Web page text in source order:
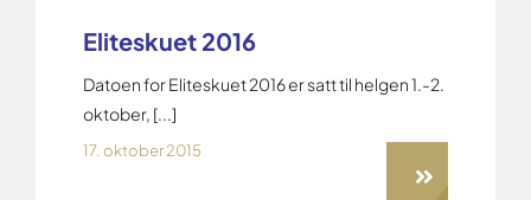
Eliteskuet 2016
Datoen for Eliteskuet 2016 er satt til helgen 1.-2.
oktober, [...]
17. oktober 2015